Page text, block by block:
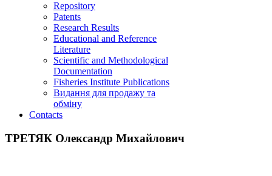
Repository
Patents
Research Results
Educational and Reference
Literature
Scientific and Methodological
Documentation
Fisheries Institute Publications
Видання для продажу та
обміну
Contacts
ТРЕТЯК Олександр Михайлович